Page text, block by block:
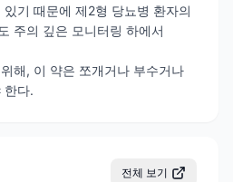
기 때문에 제2형 당뇨병 환자의
주의 깊은 모니터링 하에서
해, 이 약은 쪼개거나 부수거나
한다.
전체 보기